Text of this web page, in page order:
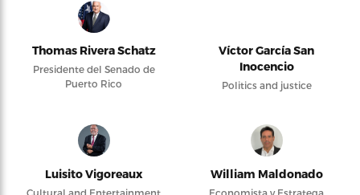
Thomas Rivera Schatz
Presidente del Senado de
Puerto Rico
Víctor García San
Inocencio
Politics and justice
Luisito Vigoreaux
Cultural and Entertainment
William Maldonado
Economista y Estratega